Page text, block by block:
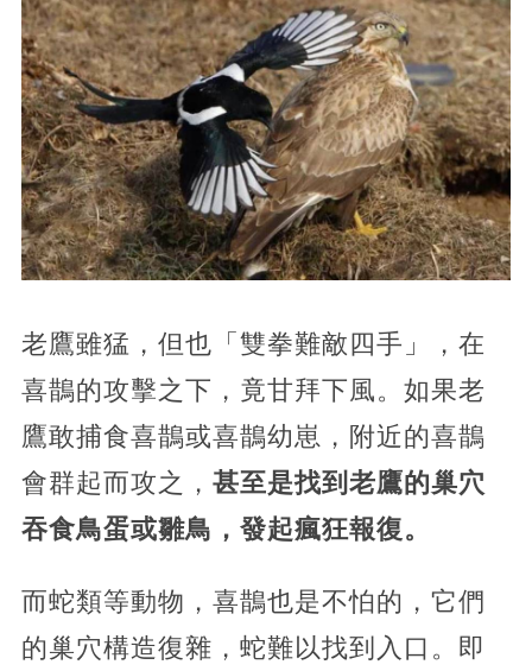
老鷹雖猛，但也「雙拳難敵四手」，在
喜鵲的攻擊之下，竟甘拜下風。如果老
鷹敢捕食喜鵲或喜鵲幼崽，附近的喜鵲
會群起而攻之， 甚至是找到老鷹的巢穴
吞食鳥蛋或雛鳥，發起瘋狂報復。
而蛇類等動物，喜鵲也是不怕的，它們
的巢穴構造復雜，蛇難以找到入口。即